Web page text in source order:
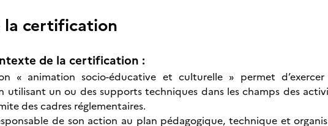
la certification
de la certification :
« animation socio-éducative et culturelle » permet
utilisant un ou des supports techniques dans les champs des
des cadres réglementaires.
de son action au plan pédagogique, technique et